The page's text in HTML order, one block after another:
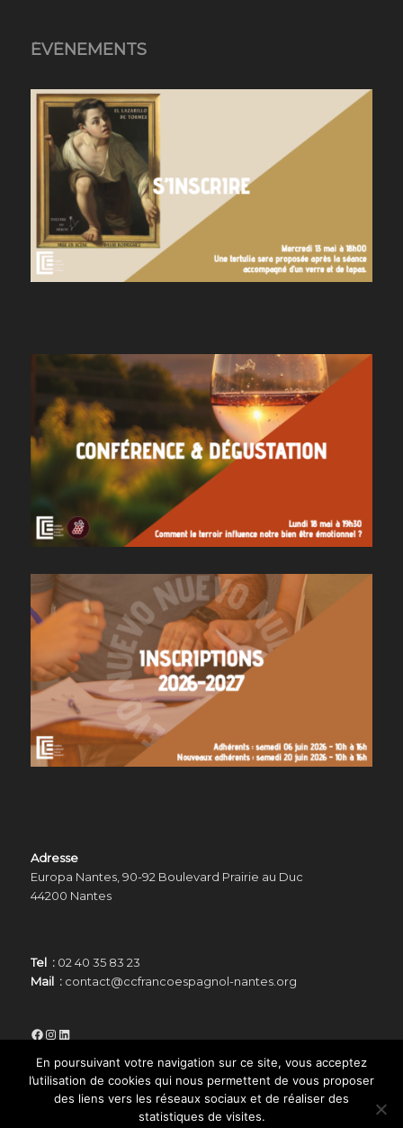
ÉVÉNEMENTS
Adresse
Europa Nantes, 90-92 Boulevard Prairie au Duc
44200 Nantes
Tel : 02 40 35 83 23
Mail :contact@ccfrancoespagnol-nantes.org
Facebook
Instagram
LinkedIn
En poursuivant votre navigation sur ce site, vous acceptez
l’utilisation de cookies qui nous permettent de vous proposer
des liens vers les réseaux sociaux et de réaliser des
statistiques de visites.